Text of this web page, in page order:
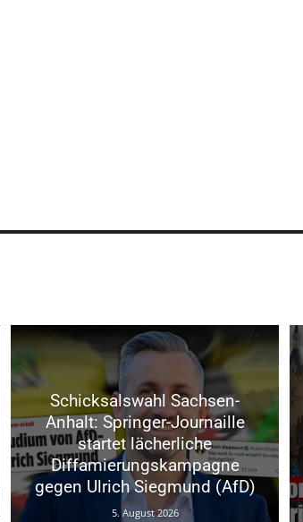
Schicksalswahl Sachsen-
Anhalt: Springer-Journaille
startet lächerliche
Diffamierungskampagne
gegen Ulrich Siegmund (AfD)
5. August 2026